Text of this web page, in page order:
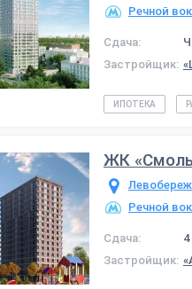
Речной
Сдача:
Застройщик:
ИПОТЕКА
ЖК
Речной
Сдача:
Застройщик: